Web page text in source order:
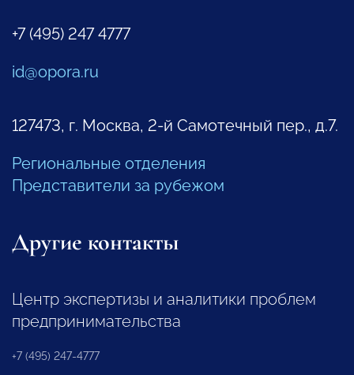
+7 (495) 247 4777
id@opora.ru
127473, г. Москва, 2-й Самотечный пер., д.7.
Региональные отделения
Представители за рубежом
Другие контакты
Центр экспертизы и аналитики проблем
предпринимательства
+7 (495) 247-4777